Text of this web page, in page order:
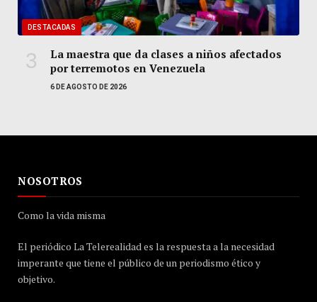
DESTACADAS
La maestra que da clases a niños afectados
por terremotos en Venezuela
6 DE AGOSTO DE 2026
NOSOTROS
Como la vida misma
El periódico La Telerealidad es la respuesta a la necesidad
imperante que tiene el público de un periodismo ético y
objetivo.